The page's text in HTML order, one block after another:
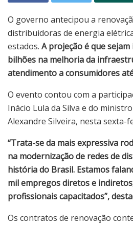
O governo antecipou a
distribuidoras de energia
estados. A projeção é que sejam
bilhões na melhoria da
atendimento a consumidores
O evento contou com a
Inácio Lula da Silva e do
Alexandre Silveira, nesta sexta-
“Trata-se da mais expressiva
na modernização de redes de
história do Brasil. Estamos
mil empregos diretos e
profissionais capacitados”,
Os contratos de renovação